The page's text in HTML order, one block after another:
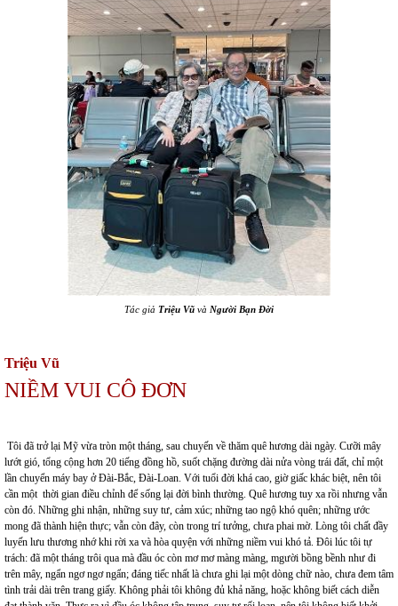
Tác giả Triệu Vũ và Người Bạn Đời
Triệu Vũ
NIỀM VUI CÔ ĐƠN
Tôi đã trở lại Mỹ vừa tròn một tháng, sau chuyến về thăm quê hương dài ngày. Cưỡi mây
lướt gió, tổng cộng hơn 20 tiếng đồng hồ, suốt chặng đường dài nửa vòng trái đất, chỉ một
lần chuyển máy bay ở Đài-Bắc, Đài-Loan. Với tuổi đời khá cao, giờ giấc khác biệt, nên tôi
cần một thời gian điều chỉnh để sống lại đời bình thường. Quê hương tuy xa rồi nhưng vẫn
còn đó. Những ghi nhận, những suy tư, cảm xúc; những tao ngộ khó quên; những ước
mong đã thành hiện thực; vẫn còn đây, còn trong trí tưởng, chưa phai mờ. Lòng tôi chất đầy
luyến lưu thương nhớ khi rời xa và hòa quyện với những niềm vui khó tả. Đôi lúc tôi tự
trách: đã một tháng trôi qua mà đầu óc còn mơ mơ màng màng, mgười bồng bềnh như đi
trên mây, ngẩn ngơ ngơ ngẩn; đáng tiếc nhất là chưa ghi lại một dòng chữ nào, chưa đem tâm
tình trải dài trên trang giấy. Không phải tôi không đủ khả năng, hoặc không biết cách diễn